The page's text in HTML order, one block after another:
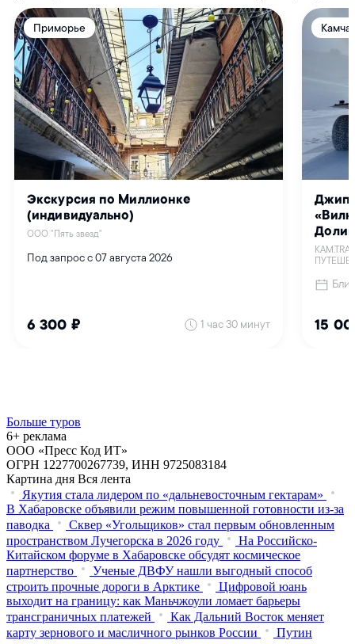
Больше туров
6+ реклама
ООО «Пресс Код ИТ»
ОГРН 1227700267739, ИНН 9725083184
Картина дня Вся лента
Якутия стала лидером по «дальневосточным гектарам»
В Хабаровске объявили режим повышенной готовности из‑за
паводка
Сквер «Угольщиков» стал первым обновленным
пространством Лучегорска в 2026 году
На Российско-
Китайском форуме в Хабаровске обсудят космическое
партнерство
Ученые ДВФУ нашли выгодный способ
строить прочные дороги в Арктике
Цифровой юань
выходит на границу: как Маньчжоули ломает барьеры
трансграничных платежей
Как Дальний Восток меняет
карту зернового и масличного рынков России
Путин